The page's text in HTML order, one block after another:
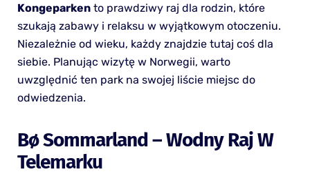
Kongeparkento prawdziwy raj dla rodzin, które
szukają zabawy i relaksu w wyjątkowym otoczeniu.
Niezależnie od wieku, każdy znajdzie tutaj coś dla
siebie. Planując wizytę w Norwegii, warto
uwzględnić ten park na swojej liście miejsc do
odwiedzenia.
Bø Sommarland – Wodny Raj W
Telemarku